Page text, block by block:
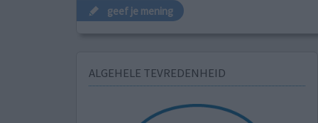
geef je mening
ALGEHELE TEVREDENHEID